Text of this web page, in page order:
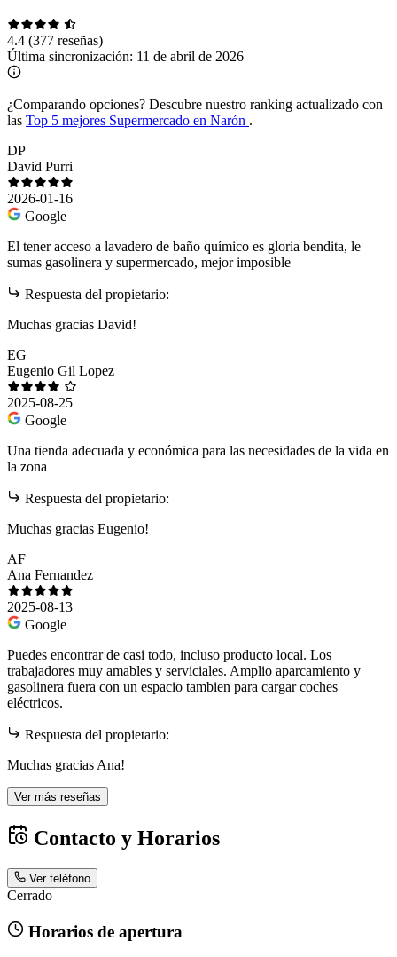
4.4 (377 reseñas)
Última sincronización: 11 de abril de 2026
¿Comparando opciones? Descubre nuestro ranking actualizado con
las Top 5 mejores Supermercado en Narón .
DP
David Purri
2026-01-16
Google
El tener acceso a lavadero de baño químico es gloria bendita, le
sumas gasolinera y supermercado, mejor imposible
Respuesta del propietario:
Muchas gracias David!
EG
Eugenio Gil Lopez
2025-08-25
Google
Una tienda adecuada y económica para las necesidades de la vida en
la zona
Respuesta del propietario:
Muchas gracias Eugenio!
AF
Ana Fernandez
2025-08-13
Google
Puedes encontrar de casi todo, incluso producto local. Los
trabajadores muy amables y serviciales. Amplio aparcamiento y
gasolinera fuera con un espacio tambien para cargar coches
eléctricos.
Respuesta del propietario:
Muchas gracias Ana!
Ver más reseñas
Contacto y Horarios
Ver teléfono
Cerrado
Horarios de apertura